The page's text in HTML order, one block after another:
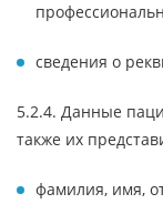
сведения о
5.2.4. Данные
также их
фамилия, имя,